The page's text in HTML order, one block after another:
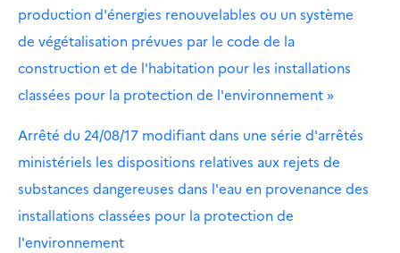
production d'énergies renouvelables ou un système
de végétalisation prévues par le code de la
construction et de l'habitation pour les installations
classées pour la protection de l'environnement »
Arrêté du 24/08/17 modifiant dans une série d'arrêtés
ministériels les dispositions relatives aux rejets de
substances dangereuses dans l'eau en provenance des
installations classées pour la protection de
l'environnement